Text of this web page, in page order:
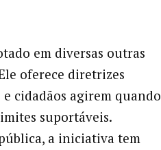
em diversas outras
oferece diretrizes
cidadãos agirem quando
suportáveis.
a iniciativa tem